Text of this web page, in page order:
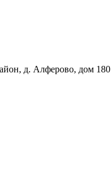
д. Алферово, дом 180